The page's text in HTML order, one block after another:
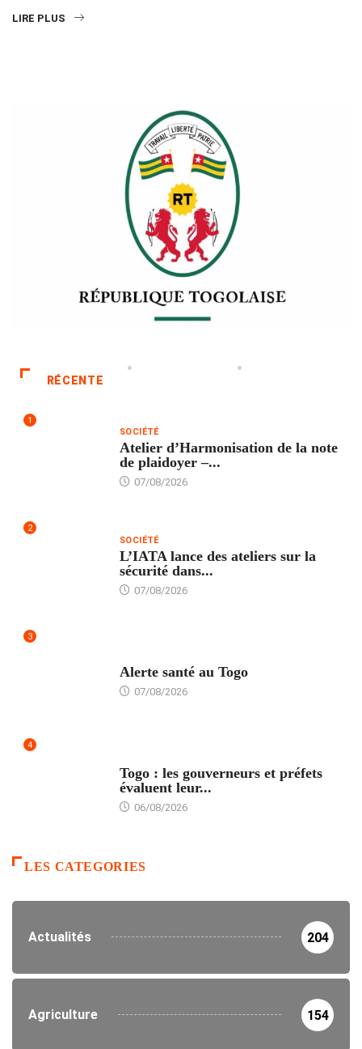
LIRE PLUS
RÉCENTE
1
SOCIÉTÉ
Atelier d’Harmonisation de la note
de plaidoyer –...
07/08/2026
2
SOCIÉTÉ
L’IATA lance des ateliers sur la
sécurité dans...
07/08/2026
3
Alerte santé au Togo
07/08/2026
4
Togo : les gouverneurs et préfets
évaluent leur...
06/08/2026
LES CATEGORIES
Actualités 204
Agriculture 154